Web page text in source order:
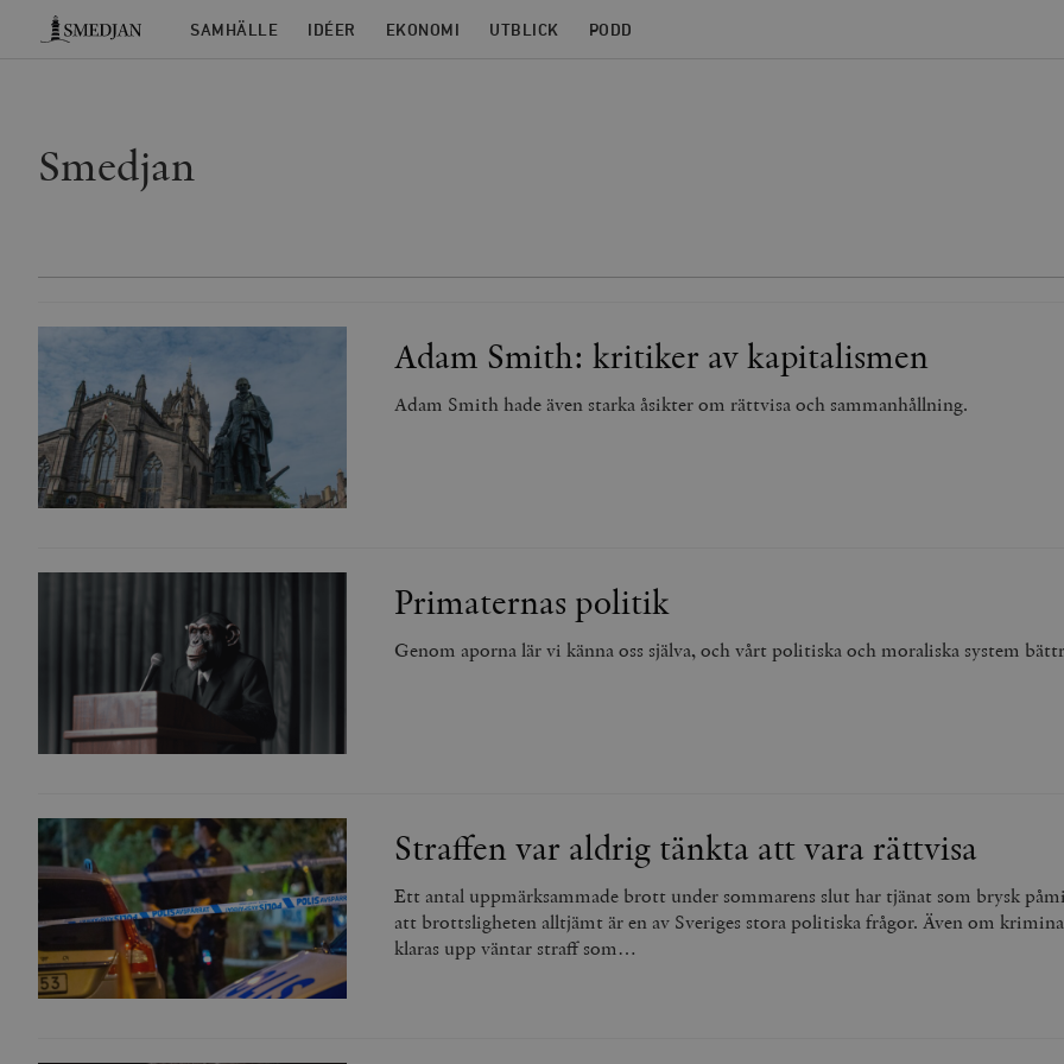
Timbro
SAMHÄLLE IDÉER EKONOMI UTBLICK PODD
Smedjan
Adam Smith: kritiker av kapitalismen
Adam Smith hade även starka åsikter om rättvisa och sammanhållning.
Primaternas politik
Genom aporna lär vi känna oss själva, och vårt politiska och moraliska system
Straffen var aldrig tänkta att vara rättvisa
Ett antal uppmärksammade brott under sommarens slut har tjänat som brysk
att brottsligheten alltjämt är en av Sveriges stora politiska frågor. Även om
klaras upp väntar straff som…